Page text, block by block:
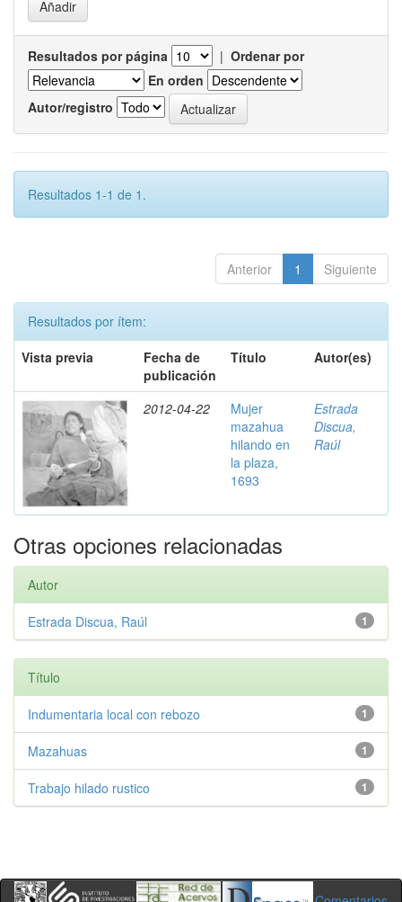
Resultados por página | Ordenar por
En orden
Autor/registro
Resultados 1-1 de 1.
Anterior 1 Siguiente
Resultados por ítem:
Vista previa
Fecha de
publicación
Título Autor(es)
2012-04-22
Mujer
mazahua
hilando en
la plaza,
1693
Estrada
Discua,
Raúl
Otras opciones relacionadas
Autor
1
Estrada Discua, Raúl
Título
1
Indumentaria local con rebozo
1
Mazahuas
1
Trabajo hilado rustico